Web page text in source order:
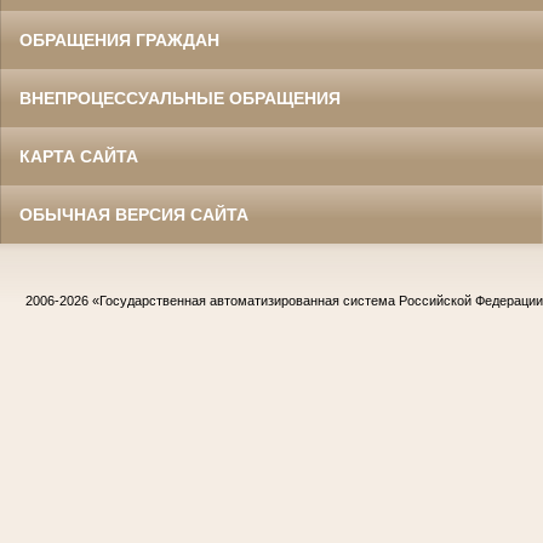
ОБРАЩЕНИЯ ГРАЖДАН
ВНЕПРОЦЕССУАЛЬНЫЕ ОБРАЩЕНИЯ
КАРТА САЙТА
ОБЫЧНАЯ ВЕРСИЯ САЙТА
2006-2026 «Государственная автоматизированная система Российской